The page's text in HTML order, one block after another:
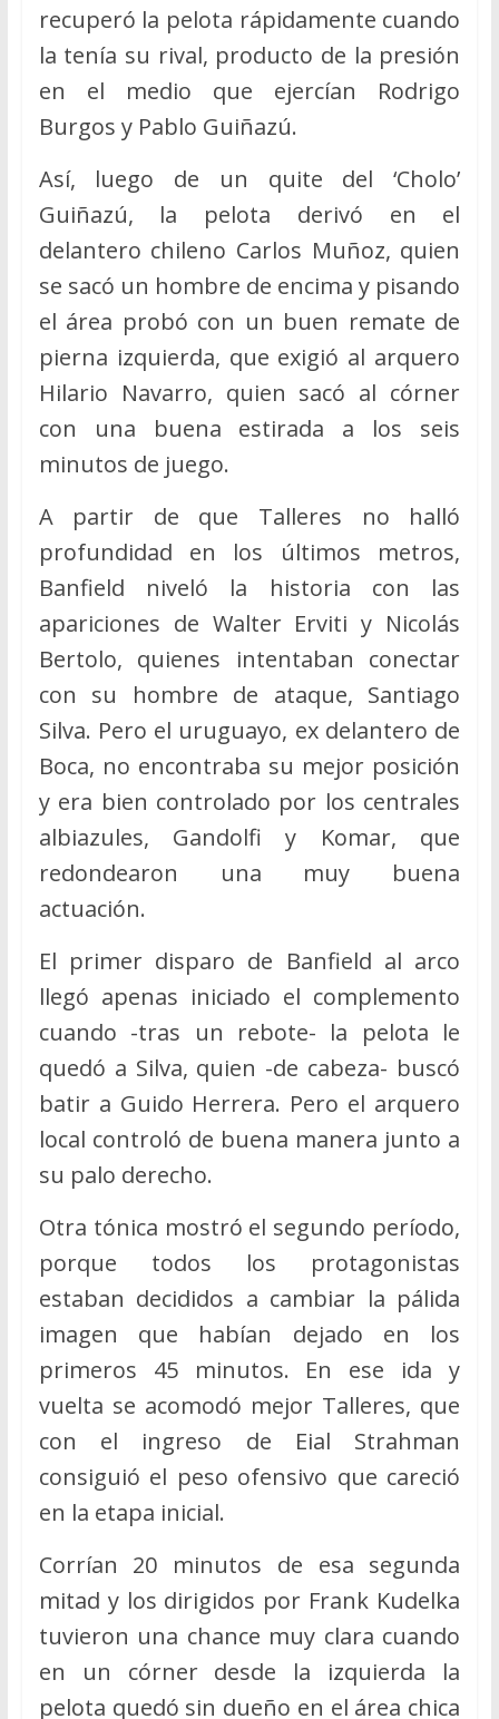
recuperó la pelota rápidamente cuando
la tenía su rival, producto de la presión
en el medio que ejercían Rodrigo
Burgos y Pablo Guiñazú.
Así, luego de un quite del ‘Cholo’
Guiñazú, la pelota derivó en el
delantero chileno Carlos Muñoz, quien
se sacó un hombre de encima y pisando
el área probó con un buen remate de
pierna izquierda, que exigió al arquero
Hilario Navarro, quien sacó al córner
con una buena estirada a los seis
minutos de juego.
A partir de que Talleres no halló
profundidad en los últimos metros,
Banfield niveló la historia con las
apariciones de Walter Erviti y Nicolás
Bertolo, quienes intentaban conectar
con su hombre de ataque, Santiago
Silva. Pero el uruguayo, ex delantero de
Boca, no encontraba su mejor posición
y era bien controlado por los centrales
albiazules, Gandolfi y Komar, que
redondearon una muy buena
actuación.
El primer disparo de Banfield al arco
llegó apenas iniciado el complemento
cuando -tras un rebote- la pelota le
quedó a Silva, quien -de cabeza- buscó
batir a Guido Herrera. Pero el arquero
local controló de buena manera junto a
su palo derecho.
Otra tónica mostró el segundo período,
porque todos los protagonistas
estaban decididos a cambiar la pálida
imagen que habían dejado en los
primeros 45 minutos. En ese ida y
vuelta se acomodó mejor Talleres, que
con el ingreso de Eial Strahman
consiguió el peso ofensivo que careció
en la etapa inicial.
Corrían 20 minutos de esa segunda
mitad y los dirigidos por Frank Kudelka
tuvieron una chance muy clara cuando
en un córner desde la izquierda la
pelota quedó sin dueño en el área chica